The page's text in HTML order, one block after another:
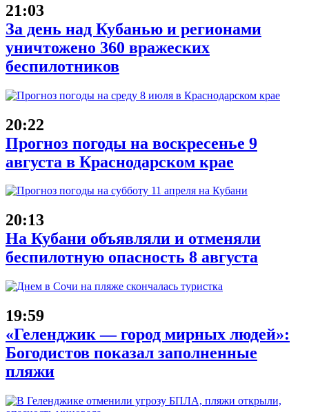
21:03
За день над Кубанью и регионами
уничтожено 360 вражеских
беспилотников
20:22
Прогноз погоды на воскресенье 9
августа в Краснодарском крае
20:13
На Кубани объявляли и отменяли
беспилотную опасность 8 августа
19:59
«Геленджик — город мирных людей»:
Богодистов показал заполненные
пляжи